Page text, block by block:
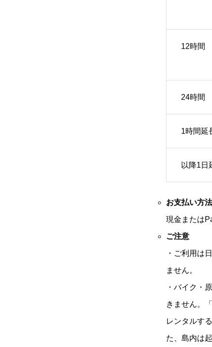
12時間
24時間
1時間延
以降1日
お支払い方法
現金または
ご注意
・ご利用は
ません。
・バイク・
きません。
レンタルす
た、島内は